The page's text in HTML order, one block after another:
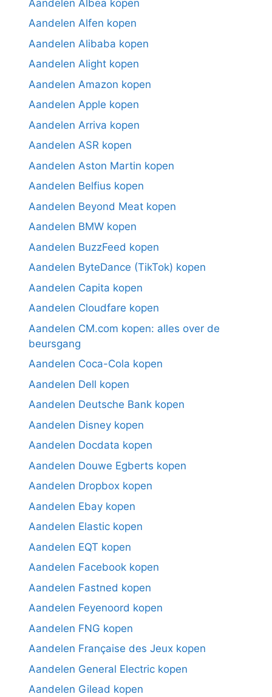
Aandelen Albea kopen
Aandelen Alfen kopen
Aandelen Alibaba kopen
Aandelen Alight kopen
Aandelen Amazon kopen
Aandelen Apple kopen
Aandelen Arriva kopen
Aandelen ASR kopen
Aandelen Aston Martin kopen
Aandelen Belfius kopen
Aandelen Beyond Meat kopen
Aandelen BMW kopen
Aandelen BuzzFeed kopen
Aandelen ByteDance (TikTok) kopen
Aandelen Capita kopen
Aandelen Cloudfare kopen
Aandelen CM.com kopen: alles over de
beursgang
Aandelen Coca-Cola kopen
Aandelen Dell kopen
Aandelen Deutsche Bank kopen
Aandelen Disney kopen
Aandelen Docdata kopen
Aandelen Douwe Egberts kopen
Aandelen Dropbox kopen
Aandelen Ebay kopen
Aandelen Elastic kopen
Aandelen EQT kopen
Aandelen Facebook kopen
Aandelen Fastned kopen
Aandelen Feyenoord kopen
Aandelen FNG kopen
Aandelen Française des Jeux kopen
Aandelen General Electric kopen
Aandelen Gilead kopen